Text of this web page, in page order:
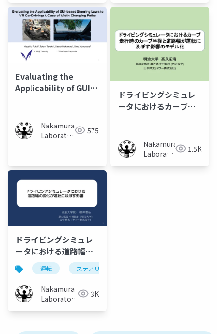
University)
University)
Evaluating the
Applicability of GUI-
Case of Width
Changing Paths
Nakamura
Laboratory
575
ドライビングシミュレ
ータにおけるカーブ走
響のモデル化
Nakamura
Laboratory
1.5K
ドライビングシミュレ
ータにおける道路幅の
変化が運転に及ぼす影
響
運転 ステアリングの法則
Nakamura
Laboratory
3K